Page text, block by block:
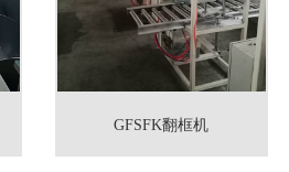
GFSFK翻框机